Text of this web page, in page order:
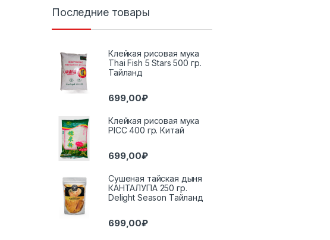
Последние товары
Клейкая рисовая мука
Thai Fish 5 Stars 500 гр.
Тайланд
699,00₽
Клейкая рисовая мука
PICC 400 гр. Китай
699,00₽
Сушеная тайская дыня
КАНТАЛУПА 250 гр.
Delight Season Тайланд
699,00₽